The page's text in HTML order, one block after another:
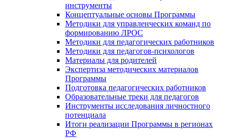
инструменты
Концептуальные основы Программы
Методики для управленческих команд по
формированию ЛРОС
Методики для педагогических работников
Методики для педагогов-психологов
Материалы для родителей
Экспертиза методических материалов
Программы
Подготовка педагогических работников
Образовательные треки для педагогов
Инструменты исследования личностного
потенциала
Итоги реализации Программы в регионах
РФ